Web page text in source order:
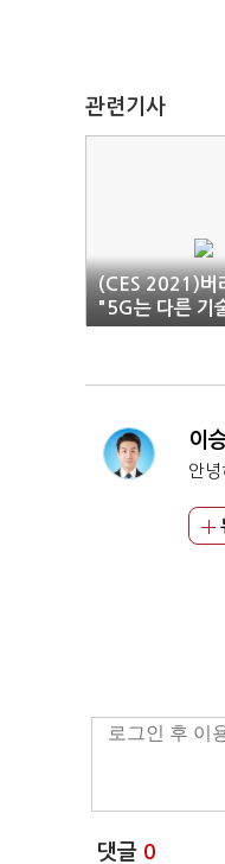
관련기사
(CES 2021)버
"5G는 다른 기
화시키는 기술"
이
안녕
댓글 0